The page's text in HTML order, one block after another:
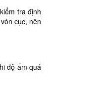
tra định
cục, nên
độ ẩm quá